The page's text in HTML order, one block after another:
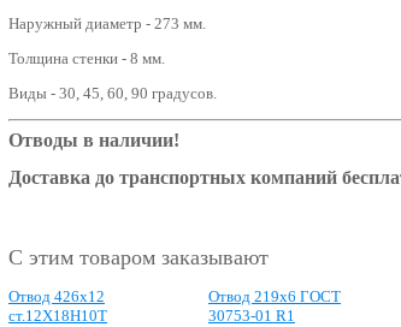
Наружный диаметр - 273 мм.
Толщина стенки - 8 мм.
Виды - 30, 45, 60, 90 градусов.
Отводы в наличии!
Доставка до транспортных компаний
С этим товаром заказывают
Отвод 426х12
ст.12Х18Н10Т
Отвод 219х6 ГОСТ
30753-01 R1